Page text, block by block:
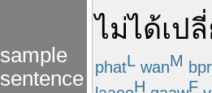
sample
sentence
ไม่ได้เป
phatL wanM
H F